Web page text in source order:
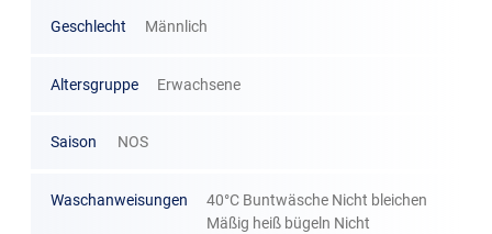
Geschlecht Männlich
Altersgruppe Erwachsene
Saison NOS
Waschanweisungen
40°C Buntwäsche Nicht bleichen
Mäßig heiß bügeln Nicht